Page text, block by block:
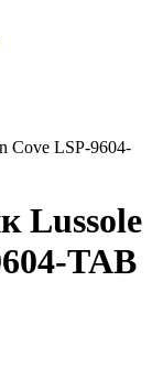
Cove LSP-9604-
Lussole
TAB